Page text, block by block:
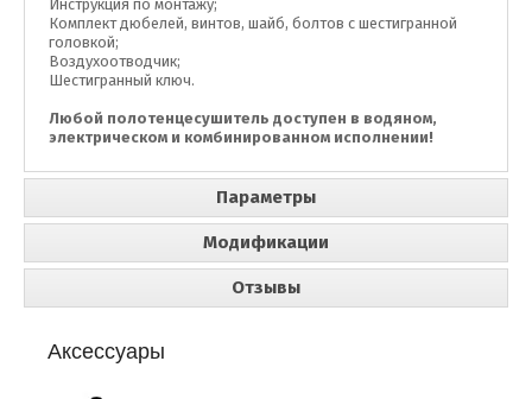
Инструкция по монтажу;
Комплект дюбелей, винтов, шайб, болтов с шестигранной
головкой;
Воздухоотводчик;
Шестигранный ключ.
Любой полотенцесушитель доступен в водяном,
электрическом и комбинированном исполнении!
Параметры
Модификации
Отзывы
Аксессуары